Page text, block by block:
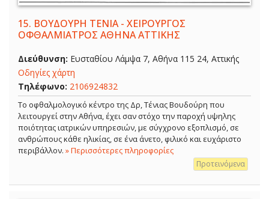
15. ΒΟΥΔΟΥΡΗ ΤΕΝΙΑ - ΧΕΙΡΟΥΡΓΟΣ
ΟΦΘΑΛΜΙΑΤΡΟΣ ΑΘΗΝΑ ΑΤΤΙΚΗΣ
Διεύθυνση: Ευσταθίου Λάμψα 7, Αθήνα 115 24, Αττικής
Οδηγίες χάρτη
Τηλέφωνο: 2106924832
Το οφθαλμολογικό κέντρο της Δρ, Τένιας Βουδούρη που
λειτουργεί στην Αθήνα, έχει σαν στόχο την παροχή υψηλης
ποιότητας ιατρικών υπηρεσιών, με σύγχρονο εξοπλισμό, σε
ανθρώπους κάθε ηλικίας, σε ένα άνετο, φιλικό και ευχάριστο
περιβάλλον. » Περισσότερες πληροφορίες
Προτεινόμενα